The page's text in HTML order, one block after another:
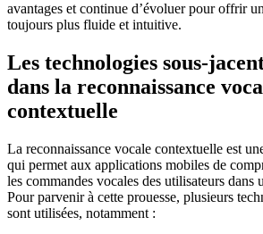
avantages et continue d’évoluer pour offrir
toujours plus fluide et intuitive.
Les technologies sous-
dans la reconnaissance
contextuelle
La reconnaissance vocale contextuelle est
qui permet aux applications mobiles de
les commandes vocales des utilisateurs dans
Pour parvenir à cette prouesse, plusieurs
sont utilisées, notamment :